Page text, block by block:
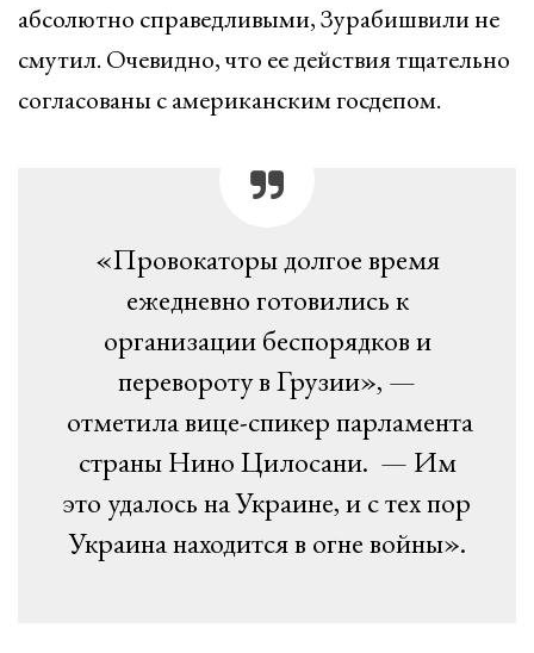
абсолютно справедливыми, Зурабишвили не
смутил. Очевидно, что ее действия тщательно
согласованы с американским госдепом.
«Провокаторы долгое время
ежедневно готовились к
организации беспорядков и
перевороту в Грузии», —
отметила вице-спикер парламента
страны Нино Цилосани. — Им
это удалось на Украине, и с тех пор
Украина находится в огне войны».